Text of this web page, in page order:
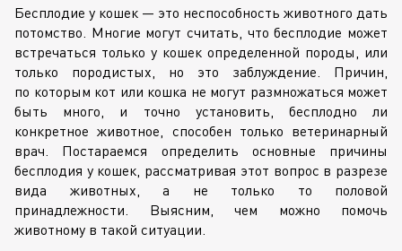
Бесплодие у кошек — это неспособность животного дать
потомство. Многие могут считать, что бесплодие может
встречаться только у кошек определенной породы, или
только породистых, но это заблуждение. Причин,
по которым кот или кошка не могут размножаться может
быть много, и точно установить, бесплодно ли
конкретное животное, способен только ветеринарный
врач. Постараемся определить основные причины
бесплодия у кошек, рассматривая этот вопрос в разрезе
вида животных, а не только то половой
принадлежности. Выясним, чем можно помочь
животному в такой ситуации.